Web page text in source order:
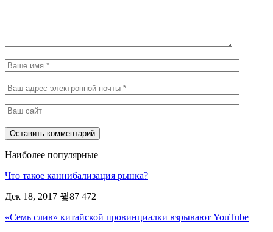
Наиболее популярные
Что такое каннибализация рынка?
Дек 18, 2017
87 472
«Семь слив» китайской провинциалки взрывают YouTube